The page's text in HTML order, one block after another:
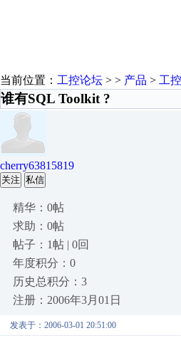
当前位置： 工控论坛 > > 产品 > 工
谁有SQL Toolkit ?
cherry63815819
关注 私信
精华：0帖
求助：0帖
帖子：1帖 | 0回
年度积分：0
历史总积分：3
注册：2006年3月01日
发表于：2006-03-01 20:51:00